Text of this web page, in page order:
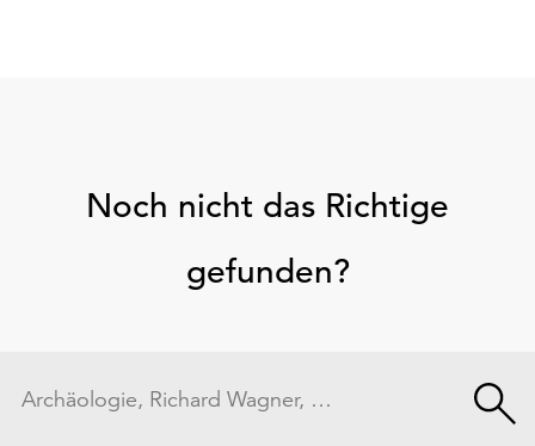
Noch nicht das Richtige
gefunden?